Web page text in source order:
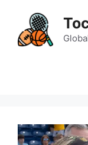
content